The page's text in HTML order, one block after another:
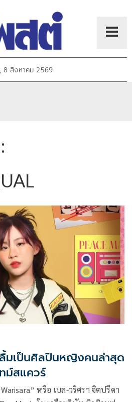
, 8 สิงหาคม 2569
มเป็นศิลปินหญิงคนล่าสุด
ม์สแควร์
หรือ เบล-วริศรา จิตปรีดา